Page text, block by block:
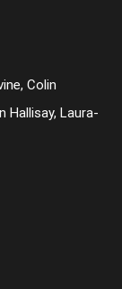
Colin
Hallisay, Laura-